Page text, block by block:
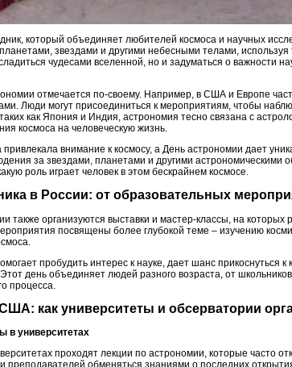
который объединяет любителей космоса и научных
звездами и другими небесными телами,
чудесами вселенной, но и задуматься о важности
отмечается по-своему. Например, в США и Европе
Люди могут присоединиться к мероприятиям, чтобы
как Япония и Индия, астрономия тесно связана с
космоса на человеческую жизнь.
привлекала внимание к космосу, а День астрономии дает
за звездами, планетами и другими астрономическими
роль играет человек в этом бескрайнем космосе.
в России: от образовательных
также организуются выставки и мастер-классы, на которых
посвящены более глубокой теме – изучению
пробудить интерес к науке, дает шанс прикоснуться
день объединяет людей разного возраста, от
процесса.
США: как университеты и обсерватории
в университетах
проходят лекции по астрономии, которые часто
преподавателей обменяться знаниями о последних